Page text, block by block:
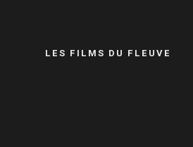
LES FILMS DU FLEUVE